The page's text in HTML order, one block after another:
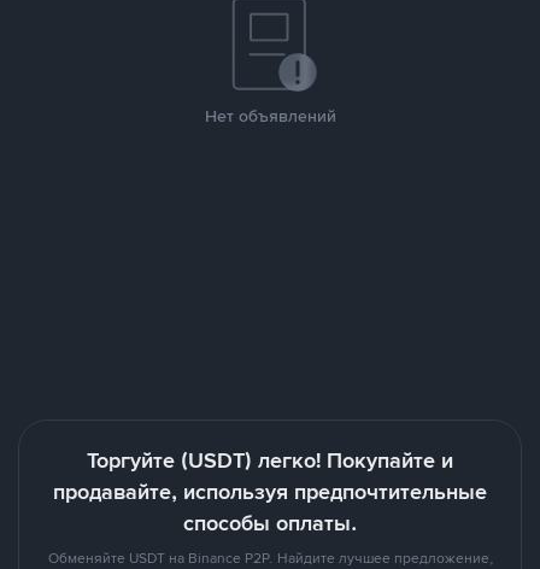
Нет объявлений
Торгуйте (USDT) легко! Покупайте и
продавайте, используя предпочтительные
способы оплаты.
Обменяйте USDT на Binance P2P. Найдите лучшее предложение,